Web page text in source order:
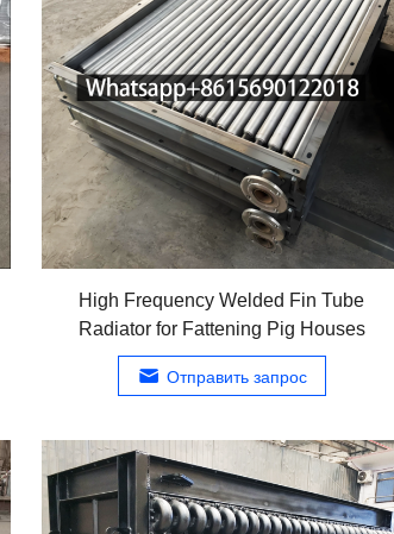
High Frequency Welded Fin Tube
Radiator for Fattening Pig Houses
Отправить запрос